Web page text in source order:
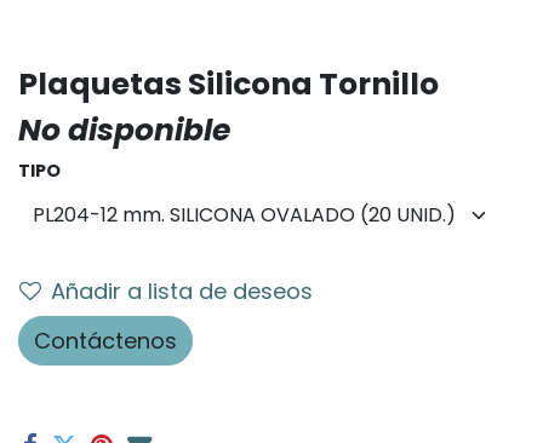
Plaquetas Silicona Tornillo
No disponible
TIPO
Añadir a lista de deseos
Contáctenos